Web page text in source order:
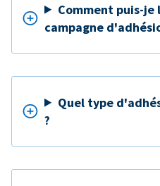
Comment puis-je
campagne
Quel type
?